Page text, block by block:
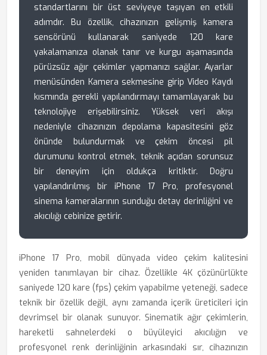
standartlarını bir üst seviyeye taşıyan en etkili
adımdır. Bu özellik, cihazınızın gelişmiş kamera
sensörünü kullanarak saniyede 120 kare
yakalamanıza olanak tanır ve kurgu aşamasında
pürüzsüz ağır çekimler yapmanızı sağlar. Ayarlar
menüsünden Kamera sekmesine girip Video Kaydı
kısmında gerekli yapılandırmayı tamamlayarak bu
teknolojiye erişebilirsiniz. Yüksek veri akışı
nedeniyle cihazınızın depolama kapasitesini göz
önünde bulundurmak ve çekim öncesi pil
durumunu kontrol etmek, teknik açıdan sorunsuz
bir deneyim için oldukça kritiktir. Doğru
yapılandırılmış bir iPhone 17 Pro, profesyonel
sinema kameralarının sunduğu detay derinliğini ve
akıcılığı cebinize getirir.
iPhone 17 Pro, mobil dünyada video çekim kalitesini
yeniden tanımlayan bir cihaz. Özellikle 4K çözünürlükte
saniyede 120 kare (fps) çekim yapabilme yeteneği, sadece
teknik bir özellik değil, aynı zamanda içerik üreticileri için
devrimsel bir olanak sunuyor. Sinematik ağır çekimlerin,
hareketli sahnelerdeki o büyüleyici akıcılığın ve
profesyonel renk derinliğinin arkasındaki sır, cihazınızın